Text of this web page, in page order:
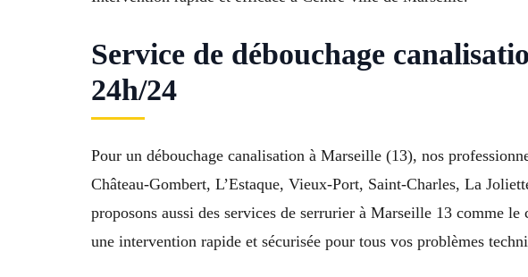
Service de débouchage
24h/24
Pour un débouchage canalisation à Marseille (13), nos
Château-Gombert, L’Estaque, Vieux-Port, Saint-Charles, La
proposons aussi des services de serrurier à Marseille 13 comme
une intervention rapide et sécurisée pour tous vos problèmes